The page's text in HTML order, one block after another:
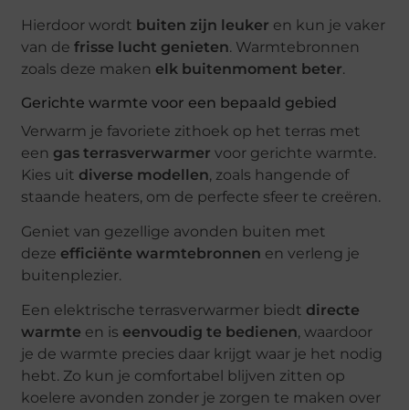
Hierdoor wordt buiten zijn leuker en kun je vaker
van defrisse lucht genieten. Warmtebronnen
zoals deze maken elk buitenmoment beter.
Gerichte warmte voor een bepaald gebied
Verwarm je favoriete zithoek op het terras met
een gas terrasverwarmer voor gerichte warmte.
Kies uit diverse modellen, zoals hangende of
staande heaters, om de perfecte sfeer te creëren.
Geniet van gezellige avonden buiten met
deze efficiënte warmtebronnen en verleng je
buitenplezier.
Een elektrische terrasverwarmer biedt directe
warmte en is eenvoudig te bedienen, waardoor
je de warmte precies daar krijgt waar je het nodig
hebt. Zo kun je comfortabel blijven zitten op
koelere avonden zonder je zorgen te maken over